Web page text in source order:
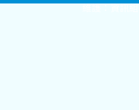
維護：資訊組